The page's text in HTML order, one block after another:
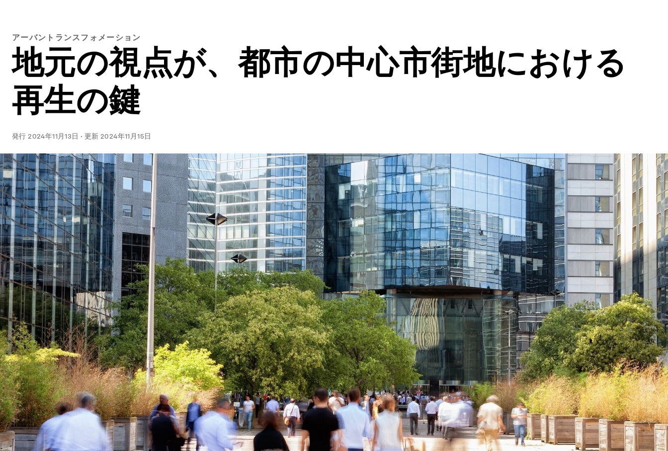
アーバントランスフォメーション
地元の視点が、都市の中心市街地における
再生の鍵
発行2024年11月13日 · 更新2024年11月15日